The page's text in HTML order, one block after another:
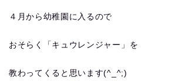
４月から幼稚園に入るので
おそらく「キュウレンジャー」を
教わってくると思います(^_^;)